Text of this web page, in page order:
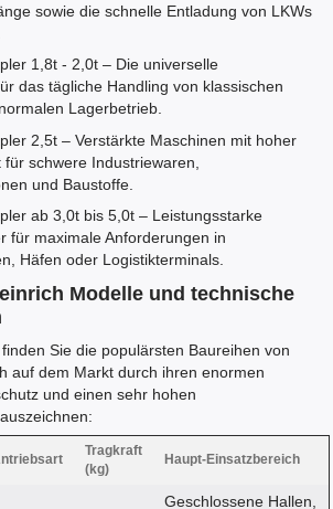
sowie die schnelle Entladung von LKWs
1,8t - 2,0t – Die universelle
das tägliche Handling von klassischen
Lagerbetrieb.
2,5t – Verstärkte Maschinen mit hoher
schwere Industriewaren,
und Baustoffe.
ab 3,0t bis 5,0t – Leistungsstarke
für maximale Anforderungen in
Häfen oder Logistikterminals.
Modelle und technische
Sie die populärsten Baureihen von
auf dem Markt durch ihren enormen
und einen sehr hohen
Tragkraft
(kg)
Haupt-Einsatzbereich
Geschlossene Hallen,